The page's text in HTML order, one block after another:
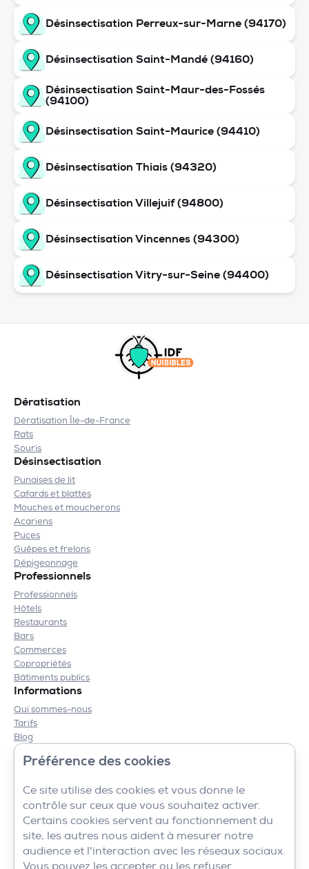
Désinsectisation Perreux-sur-Marne (94170)
Désinsectisation Saint-Mandé (94160)
Désinsectisation Saint-Maur-des-Fossés
(94100)
Désinsectisation Saint-Maurice (94410)
Désinsectisation Thiais (94320)
Désinsectisation Villejuif (94800)
Désinsectisation Vincennes (94300)
Désinsectisation Vitry-sur-Seine (94400)
Préférence des cookies
Ce site utilise des cookies et vous donne le
contrôle sur ceux que vous souhaitez activer.
Certains cookies servent au fonctionnement du
site, les autres nous aident à mesurer notre
audience et l'interaction avec les réseaux sociaux.
Vous pouvez les accepter ou les refuser.
Dératisation
Dératisation Île-de-France
Rats
Souris
Désinsectisation
Punaises de lit
Cafards et blattes
Mouches et moucherons
Acariens
Puces
Guêpes et frelons
Dépigeonnage
Professionnels
Professionnels
Hôtels
Restaurants
Bars
Commerces
Copropriétés
Bâtiments publics
Informations
Qui sommes-nous
Tarifs
Blog
Contact
Mentions légales